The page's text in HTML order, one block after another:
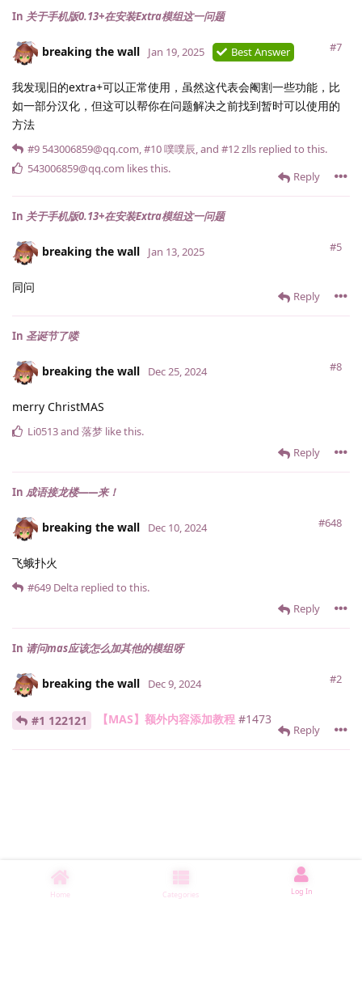
In 关于手机版0.13+在安装Extra模组这一问题
breaking the wall #7
Jan 19, 2025 Best Answer
我发现旧的extra+可以正常使用，虽然这代表会阉割一些功能，比
如一部分汉化，但这可以帮你在问题解决之前找到暂时可以使用的
方法
Reply
#9 543006859@qq.​com,#10噗噗辰, and #12zlls replied to this.
543006859@qq.​com likes this.
In 关于手机版0.13+在安装Extra模组这一问题
breaking the wall #5
Jan 13, 2025
同问
Reply
In 圣诞节了喽
breaking the wall #8
Dec 25, 2024
merry ChristMAS
Reply
Li0513and 落梦 like this.
In 成语接龙楼——来！
breaking the wall #648
Dec 10, 2024
飞蛾扑火
Reply
#649 Delta replied to this.
In 请问mas应该怎么加其他的模组呀
breaking the wall #2
Dec 9, 2024
#1 122121 【MAS】额外内容添加教程 #1473
Reply
Home Categories Log In